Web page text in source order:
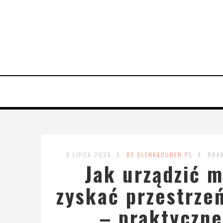
8 LIPCA 2026 BY OLENKADUBER.PL
Jak urządzić
zyskać